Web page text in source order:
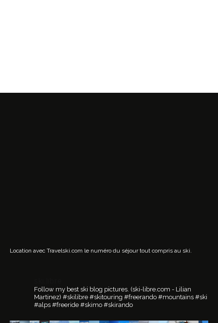
Location avec Travelski.com le numéro du séjour tout compris au ski.
Follow my best ski blog pictures. (ski-libre.com - Lilian
Martinez) #skilibre #skitouring #freerando #mountains #ski
#alps #freeride #skimo #skirando